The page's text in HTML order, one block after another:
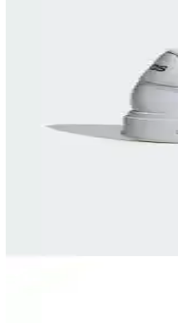
Hummel OSLO Pembe
Hummel OSLO pembe kadın spor
Kadın Siyah Spor
Kadınlar için tasarlanan Adidas siyah